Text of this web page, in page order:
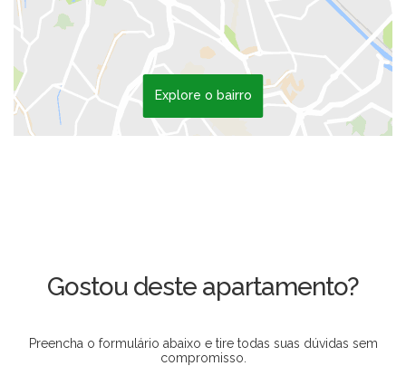
Explore o bairro
Gostou deste apartamento?
Preencha o formulário abaixo e tire todas suas dúvidas sem
compromisso.